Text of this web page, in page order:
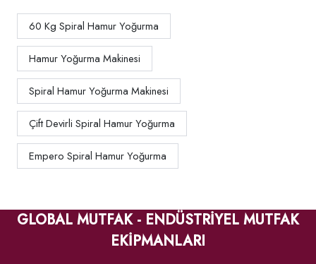
60 Kg Spiral Hamur Yoğurma
Hamur Yoğurma Makinesi
Spiral Hamur Yoğurma Makinesi
Çift Devirli Spiral Hamur Yoğurma
Empero Spiral Hamur Yoğurma
GLOBAL MUTFAK - ENDÜSTRİYEL MUTFAK
EKİPMANLARI